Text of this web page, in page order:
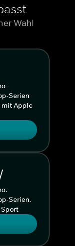
Wahl
Serien
mit Apple
Serien.